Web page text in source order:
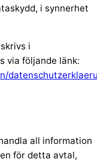
i synnerhet
i
via följande länk:
all information
för detta avtal,